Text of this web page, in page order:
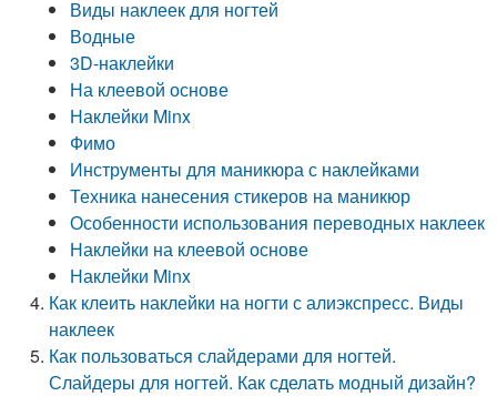
Виды наклеек для ногтей
Водные
3D-наклейки
На клеевой основе
Наклейки Minx
Фимо
Инструменты для маникюра с наклейками
Техника нанесения стикеров на маникюр
Особенности использования переводных наклеек
Наклейки на клеевой основе
Наклейки Minx
Как клеить наклейки на ногти с алиэкспресс. Виды
наклеек
Как пользоваться слайдерами для ногтей.
Слайдеры для ногтей. Как сделать модный дизайн?